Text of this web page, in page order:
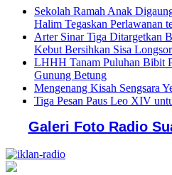
Sekolah Ramah Anak
Halim Tegaskan Perlawanan
Arter Sinar Tiga Ditargetkan
Kebut Bersihkan Sisa Longsor
LHHH Tanam Puluhan Bibit
Gunung Betung
Mengenang Kisah Sengsara
Tiga Pesan Paus Leo XIV
Galeri Foto Radio